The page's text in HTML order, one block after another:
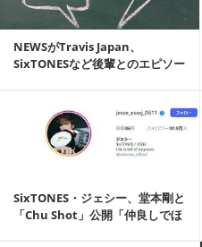
NEWSがTravis Japan、
SixTONESなど後輩とのエピソー
SixTONES・ジェシー、堂本剛と
「Chu Shot」公開「仲良しでほ